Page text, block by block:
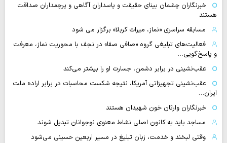
خبرنگاران چشمان بینای حقیقت و پاسداران آگاهی و پرچمداران صداقت
هستند
مسابقه سراسری «نماز، میراث کربلا» برگزار می شود
فعالیت‌های تبلیغی گروه «صافی صفا» در نجف با محوریت نماز، معرفت
و پاسخ‌گویی…
عقب‌نشینی در برابر دشمن، جسارت او را بیشتر می‌کند
عقب‌نشینی تجهیزاتی آمریکا، نتیجه شکست محاسبات در برابر اراده ملت
ایران…
خبرنگاران وارثان خون شهیدان هستند
مساجد باید به کانون اصلی نشاط معنوی نوجوانان تبدیل شوند
وقتی لبخند و خدمت، زبان تبلیغ در مسیر اربعین حسینی می‌شود